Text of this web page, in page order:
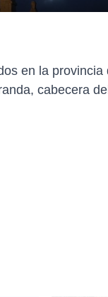
en la
cabecera